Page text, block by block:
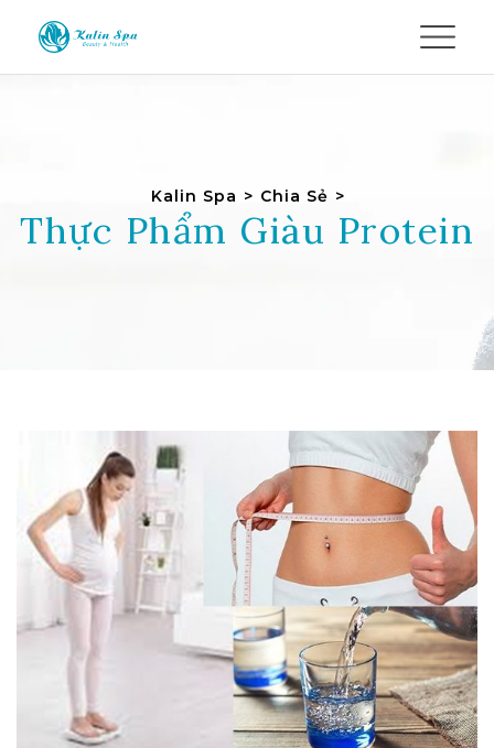
Kalin Spa > Chia Sẻ >
Thực Phẩm Giàu Protein